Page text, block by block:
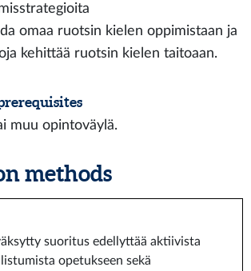
omaa ruotsin kielen oppimistaan ja
kehittää ruotsin kielen taitoaan.
muu opintoväylä.
methods
suoritus edellyttää aktiivista
opetukseen sekä